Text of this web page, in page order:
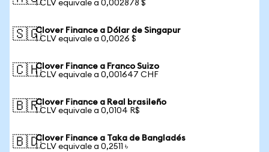
1 CLV equivale a 0,002878 $
🇸🇬Clover Finance a Dólar de Singapur
1 CLV equivale a 0,0026 $
🇨🇭Clover Finance a Franco Suizo
1 CLV equivale a 0,001647 CHF
🇧🇷Clover Finance a Real brasileño
1 CLV equivale a 0,0104 R$
🇧🇩Clover Finance a Taka de Bangladés
1 CLV equivale a 0,2511 ৳